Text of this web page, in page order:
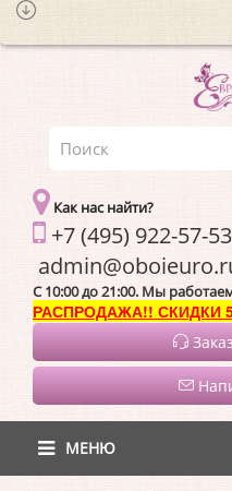
Как нас найти?
+7 (495) 922-57-53
C 10:00 до 21:00. Мы
РАСПРОДАЖА!! СКИДКИ
МЕНЮ